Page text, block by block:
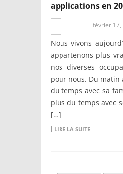
applications en
février 17,
Nous vivons
appartenons plus
nos diverses
pour nous. Du matin
du temps avec sa
plus du temps avec
[…]
LIRE LA SUITE